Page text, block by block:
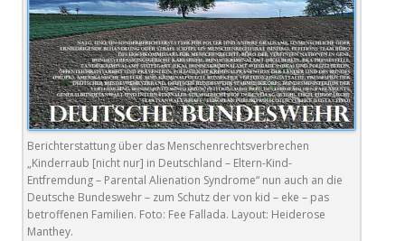
Berichterstattung über das Menschenrechtsverbrechen
„Kinderraub [nicht nur] in Deutschland – Eltern-Kind-
Entfremdung – Parental Alienation Syndrome“ nun auch an die
Deutsche Bundeswehr – zum Schutz der von kid – eke – pas
betroffenen Familien. Foto: Fee Fallada. Layout: Heiderose
Manthey.